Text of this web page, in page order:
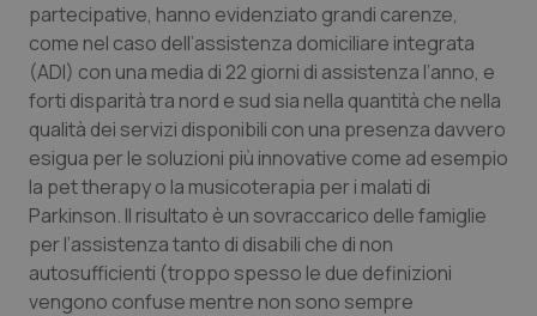
Tumore ovarico
Tumori del Polmone & Testa Collo
Tumori gastrointestinali
Ulcera & Reflusso
Vaccini
partecipative, hanno evidenziato grandi carenze,
come nel caso dell’assistenza domiciliare integrata
(ADI) con una media di 22 giorni di assistenza l’anno, e
forti disparità tra nord e sud sia nella quantità che nella
qualità dei servizi disponibili con una presenza davvero
esigua per le soluzioni più innovative come ad esempio
la pet therapy o la musicoterapia per i malati di
Parkinson. Il risultato è un sovraccarico delle famiglie
per l’assistenza tanto di disabili che di non
autosufficienti (troppo spesso le due definizioni
vengono confuse mentre non sono sempre